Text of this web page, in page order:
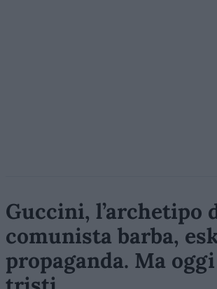
Guccini, l’archetipo
comunista barba,
propaganda. Ma